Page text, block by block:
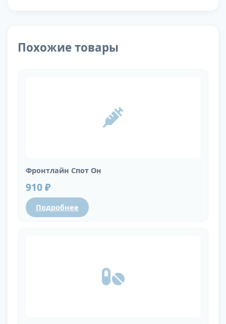
Похожие товары
Фронтлайн Спот Он
910 ₽
Подробнее